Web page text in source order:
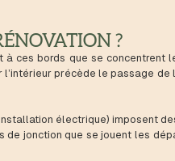
?
ces bords que se concentrent
précède le passage de
électrique) imposent
de jonction que se jouent les